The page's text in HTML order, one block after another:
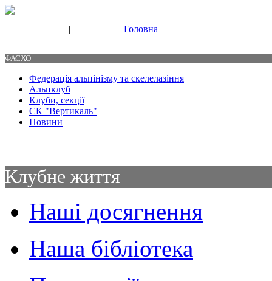
| Головна
ФАСХО
Федерація альпінізму та скелелазіння
Альпклуб
Клуби, секції
СК "Вертикаль"
Новини
Клубне життя
Наші досягнення
Наша бібліотека